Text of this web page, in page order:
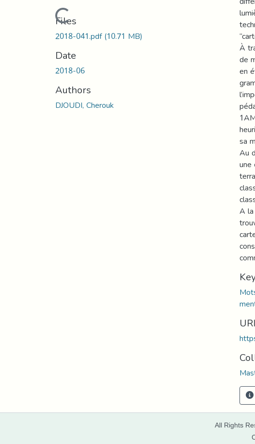
Loading...
Files
2018-041.pdf(10.71 MB)
Date
2018-06
Authors
DJOUDI, Cherouk
À
de
en
sa
Au
A
URI
All Rights